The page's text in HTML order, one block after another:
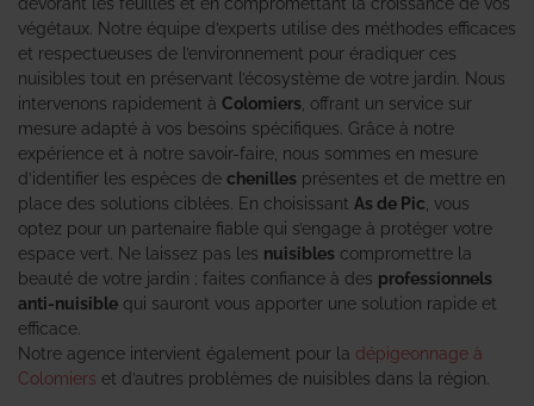
végétaux. Notre équipe d’experts utilise des méthodes efficaces
et respectueuses de l’environnement pour éradiquer ces
nuisibles tout en préservant l’écosystème de votre jardin. Nous
intervenons rapidement à Colomiers , offrant un service sur
mesure adapté à vos besoins spécifiques. Grâce à notre
expérience et à notre savoir-faire, nous sommes en mesure
d’identifier les espèces de chenilles présentes et de mettre en
place des solutions ciblées. En choisissant As de Pic , vous
optez pour un partenaire fiable qui s’engage à protéger votre
espace vert. Ne laissez pas les nuisibles compromettre la
beauté de votre jardin ; faites confiance à des professionnels
anti-nuisible qui sauront vous apporter une solution rapide et
efficace.
Notre agence intervient également pour la dépigeonnage à
Colomiers et d’autres problèmes de nuisibles dans la région.